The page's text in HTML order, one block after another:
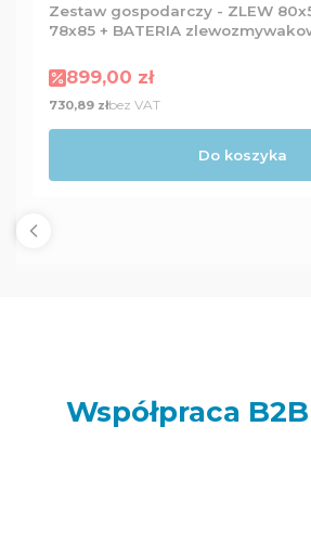
Zestaw gospodarczy - ZLEW
78x85 + BATERIA
Cena promocyjna
899,00 zł
Cena
730,89 złbez VAT
Do koszyka
Współpraca